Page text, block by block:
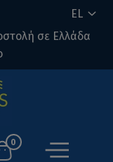
EL
σε Ελλάδα
0